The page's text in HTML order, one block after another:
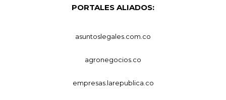
PORTALES ALIADOS:
asuntoslegales.com.co
agronegocios.co
empresas.larepublica.co